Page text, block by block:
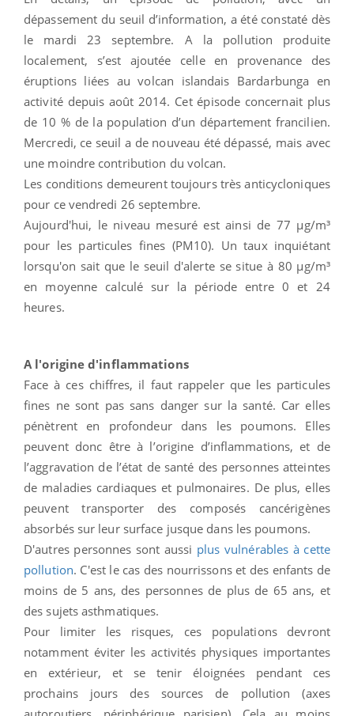
dépassement du seuil d’information, a été constaté dès
le mardi 23 septembre. A la pollution produite
localement, s’est ajoutée celle en provenance des
éruptions liées au volcan islandais Bardarbunga en
activité depuis août 2014. Cet épisode concernait plus
de 10 % de la population d’un département francilien.
Mercredi, ce seuil a de nouveau été dépassé, mais avec
une moindre contribution du volcan.
Les conditions demeurent toujours très anticycloniques
pour ce vendredi 26 septembre.
Aujourd'hui, le niveau mesuré est ainsi de 77 µg/m³
pour les particules fines (PM10). Un taux inquiétant
lorsqu'on sait que le seuil d'alerte se situe à 80 μg/m³
en moyenne calculé sur la période entre 0 et 24
heures.
A l'origine d'inflammations
Face à ces chiffres, il faut rappeler que les particules
fines ne sont pas sans danger sur la santé. Car elles
pénètrent en profondeur dans les poumons. Elles
peuvent donc être à l’origine d’inflammations, et de
l’aggravation de l’état de santé des personnes atteintes
de maladies cardiaques et pulmonaires. De plus, elles
peuvent transporter des composés cancérigènes
absorbés sur leur surface jusque dans les poumons.
D'autres personnes sont aussi plus vulnérables à cette
pollution. C'est le cas des nourrissons et des enfants de
moins de 5 ans, des personnes de plus de 65 ans, et
des sujets asthmatiques.
Pour limiter les risques, ces populations devront
notamment éviter les activités physiques importantes
en extérieur, et se tenir éloignées pendant ces
prochains jours des sources de pollution (axes